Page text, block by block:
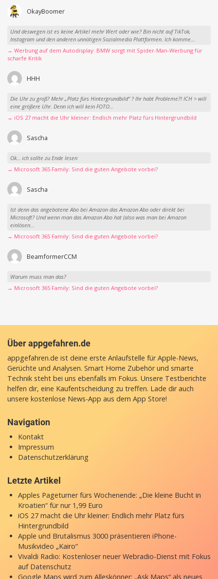
OkayBoomer
Und deswegen ist es keine Artikel mehr Wert oder wie? Bin nicht auf TikTok,
Instagram und den anderen unnötigen Sozialmedia Plattformen. Ich komme...
→ Werbung auf dem Autodisplay: BMW sorgt mit Spider-Man-Werbung für
scharfe Kritik
HHH
Die Uhr zu groß? Mehr „Platz fürs Hintergrundbild“ ? Ihr habt Probleme?! ICH > will
eine größere Uhr. Denn ich will kein FOTO...
→ iOS 27 macht die Uhr kleiner: Endlich mehr Platz fürs Hintergrundbild
Sascha
Ok… ich sollte zu Ende lesen
→ Microsoft 365 Family: Sind die guten Angebote vorbei?
Sascha
Ist denn das angebotene Abo bei Amazon das Amazon Abo oder direkt bei
Microsoft? Und wenn man das Amazon Abo hat (also was man bei Amazon
einlösen...
→ Microsoft 365 Family: Sind die guten Angebote vorbei?
BeamformerCCM
Warum muss man das?
→ Microsoft 365 Family: Sind die guten Angebote vorbei?
Über appgefahren.de
appgefahren.de ist deine erste Anlaufstelle für Apple-News,
Gerüchte und Analysen. Smart Home Zubehör und smarte
Technik steht bei uns ebenfalls im Fokus. Unsere Testberichte
helfen dir, eine Kaufentscheidung zu treffen. Lade dir auch
unsere kostenlose News-App aus dem App Store!
Navigation
Kontakt
Impressum
Datenschutzerklärung
Letzte Artikel
Apples Pageturner fürs Wochenende: „Die kleine Bucht in
Kroatien“ für nur 1,99 Euro
iOS 27 macht die Uhr kleiner: Endlich mehr Platz fürs
Hintergrundbild
Apple und Brutalismus 3000 präsentieren iPhone-
Musikvideo „Kairo“
Vivaldi Radio: Kostenloser neuer Webradio-Dienst mit Fokus
auf Datenschutz
Google Maps wird zum Alleskönner: „Ask Maps“ als neues